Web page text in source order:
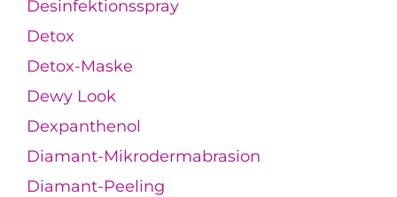
Desinfektionsspray
Detox
Detox-Maske
Dewy Look
Dexpanthenol
Diamant-Mikrodermabrasion
Diamant-Peeling